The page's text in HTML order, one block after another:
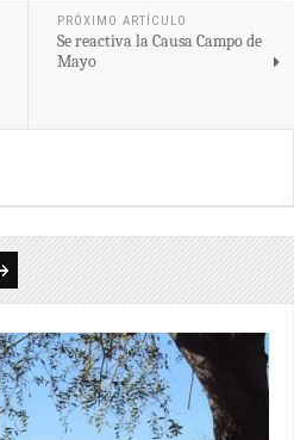
PRÓXIMO ARTÍCULO
Se reactiva la Causa Campo de
Mayo